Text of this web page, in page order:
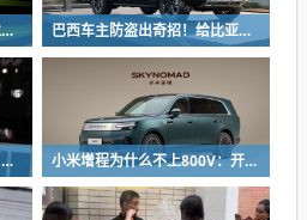
新显卡不到一月就被伴侣砸烂：小哥哀叹如此脆弱 巴西车主防盗出奇招！给比亚迪鲨鱼皮卡零件“打疫苗” 失窃率大降93%
呼叫里昂！韩流艾达王走红：魅感十足 粉丝直接喊妈妈 小米增程为什么不上800V：开发时间和成本考虑